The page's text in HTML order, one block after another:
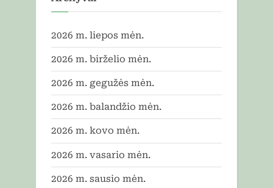
2026 m. liepos mėn.
2026 m. birželio mėn.
2026 m. gegužės mėn.
2026 m. balandžio mėn.
2026 m. kovo mėn.
2026 m. vasario mėn.
2026 m. sausio mėn.